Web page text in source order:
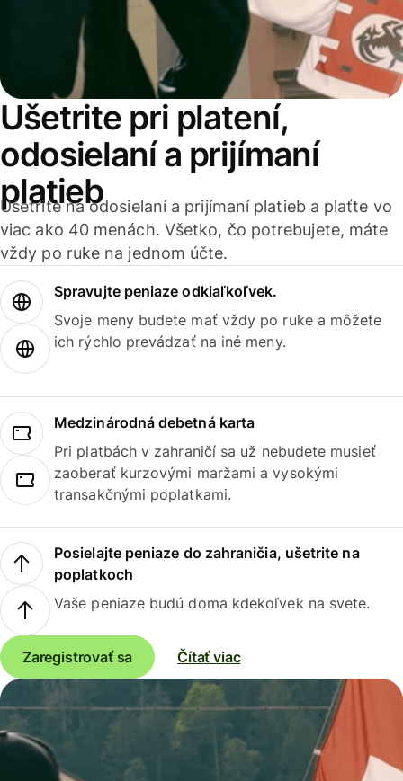
Ušetrite pri platení,
odosielaní a prijímaní
platieb
Ušetrite na odosielaní a prijímaní platieb a plaťte vo
viac ako 40 menách. Všetko, čo potrebujete, máte
vždy po ruke na jednom účte.
Spravujte peniaze odkiaľkoľvek.
Svoje meny budete mať vždy po ruke a môžete
ich rýchlo prevádzať na iné meny.
Medzinárodná debetná karta
Pri platbách v zahraničí sa už nebudete musieť
zaoberať kurzovými maržami a vysokými
transakčnými poplatkami.
Posielajte peniaze do zahraničia, ušetrite na
poplatkoch
Vaše peniaze budú doma kdekoľvek na svete.
Zaregistrovať sa Čítať viac